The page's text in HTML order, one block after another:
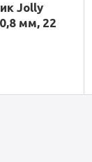
Jolly
мм, 22